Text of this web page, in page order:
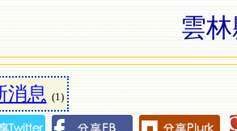
雲
消息 (1)